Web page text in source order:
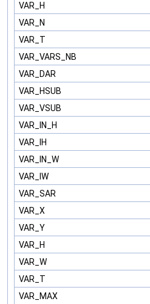
VAR_H
VAR_N
VAR_T
VAR_VARS_NB
VAR_DAR
VAR_HSUB
VAR_VSUB
VAR_IN_H
VAR_IH
VAR_IN_W
VAR_IW
VAR_SAR
VAR_X
VAR_Y
VAR_H
VAR_W
VAR_T
VAR_MAX